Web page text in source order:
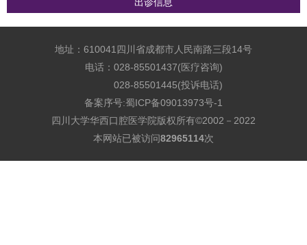
地址：610041四川省成都市人民南路三段14号
电话：028-85501437(医疗咨询)
028-85501445(投诉电话)
备案序号:蜀ICP备09013973号-1
四川大学华西口腔医学院版权所有©2002－2022
本网站已被访问82965114次